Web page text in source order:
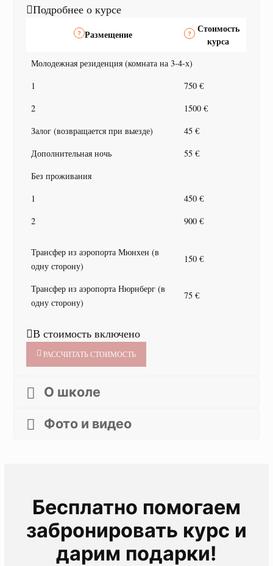
Подробнее о курсе
Размещение
Стоимость
курса
Молодежная резиденция (комната на 3-4-х)
1
750 €
2
1500 €
Залог (возвращается при выезде)
45 €
Дополнительная ночь
55 €
Без проживания
1
450 €
2
900 €
Трансфер из аэропорта Мюнхен (в
одну сторону)
150 €
Трансфер из аэропорта Нюрнберг (в
одну сторону)
75 €
В стоимость включено
РАССЧИТАТЬ СТОИМОСТЬ
О школе
Фото и видео
Бесплатно помогаем
забронировать курс и
дарим подарки!